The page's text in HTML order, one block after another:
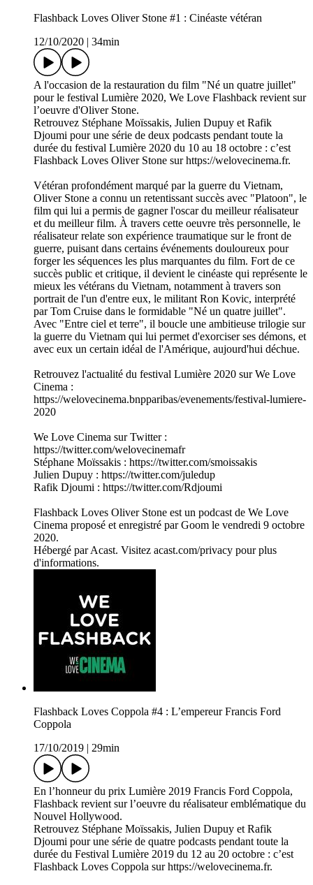
Flashback Loves Oliver Stone #1 : Cinéaste vétéran
12/10/2020
34min
A l'occasion de la restauration du film "Né un quatre juillet"
pour le festival Lumière 2020, We Love Flashback revient sur
l’oeuvre d'Oliver Stone.
Retrouvez Stéphane Moïssakis, Julien Dupuy et Rafik
Djoumi pour une série de deux podcasts pendant toute la
durée du festival Lumière 2020 du 10 au 18 octobre : c’est
Flashback Loves Oliver Stone sur https://welovecinema.fr.
Vétéran profondément marqué par la guerre du Vietnam,
Oliver Stone a connu un retentissant succès avec "Platoon", le
film qui lui a permis de gagner l'oscar du meilleur réalisateur
et du meilleur film. À travers cette oeuvre très personnelle, le
réalisateur relate son expérience traumatique sur le front de
guerre, puisant dans certains événements douloureux pour
forger les séquences les plus marquantes du film. Fort de ce
succès public et critique, il devient le cinéaste qui représente le
mieux les vétérans du Vietnam, notamment à travers son
portrait de l'un d'entre eux, le militant Ron Kovic, interprété
par Tom Cruise dans le formidable "Né un quatre juillet".
Avec "Entre ciel et terre", il boucle une ambitieuse trilogie sur
la guerre du Vietnam qui lui permet d'exorciser ses démons, et
avec eux un certain idéal de l'Amérique, aujourd'hui déchue.
Retrouvez l'actualité du festival Lumière 2020 sur We Love
Cinema :
https://welovecinema.bnpparibas/evenements/festival-lumiere-
2020
We Love Cinema sur Twitter :
https://twitter.com/welovecinemafr
Stéphane Moïssakis : https://twitter.com/smoissakis
Julien Dupuy : https://twitter.com/juledup
Rafik Djoumi : https://twitter.com/Rdjoumi
Flashback Loves Oliver Stone est un podcast de We Love
Cinema proposé et enregistré par Goom le vendredi 9 octobre
2020.
Hébergé par Acast. Visitez acast.com/privacy pour plus
d'informations.
Flashback Loves Coppola #4 : L’empereur Francis Ford
Coppola
17/10/2019
29min
En l’honneur du prix Lumière 2019 Francis Ford Coppola,
Flashback revient sur l’oeuvre du réalisateur emblématique du
Nouvel Hollywood.
Retrouvez Stéphane Moïssakis, Julien Dupuy et Rafik
Djoumi pour une série de quatre podcasts pendant toute la
durée du Festival Lumière 2019 du 12 au 20 octobre : c’est
Flashback Loves Coppola sur https://welovecinema.fr.